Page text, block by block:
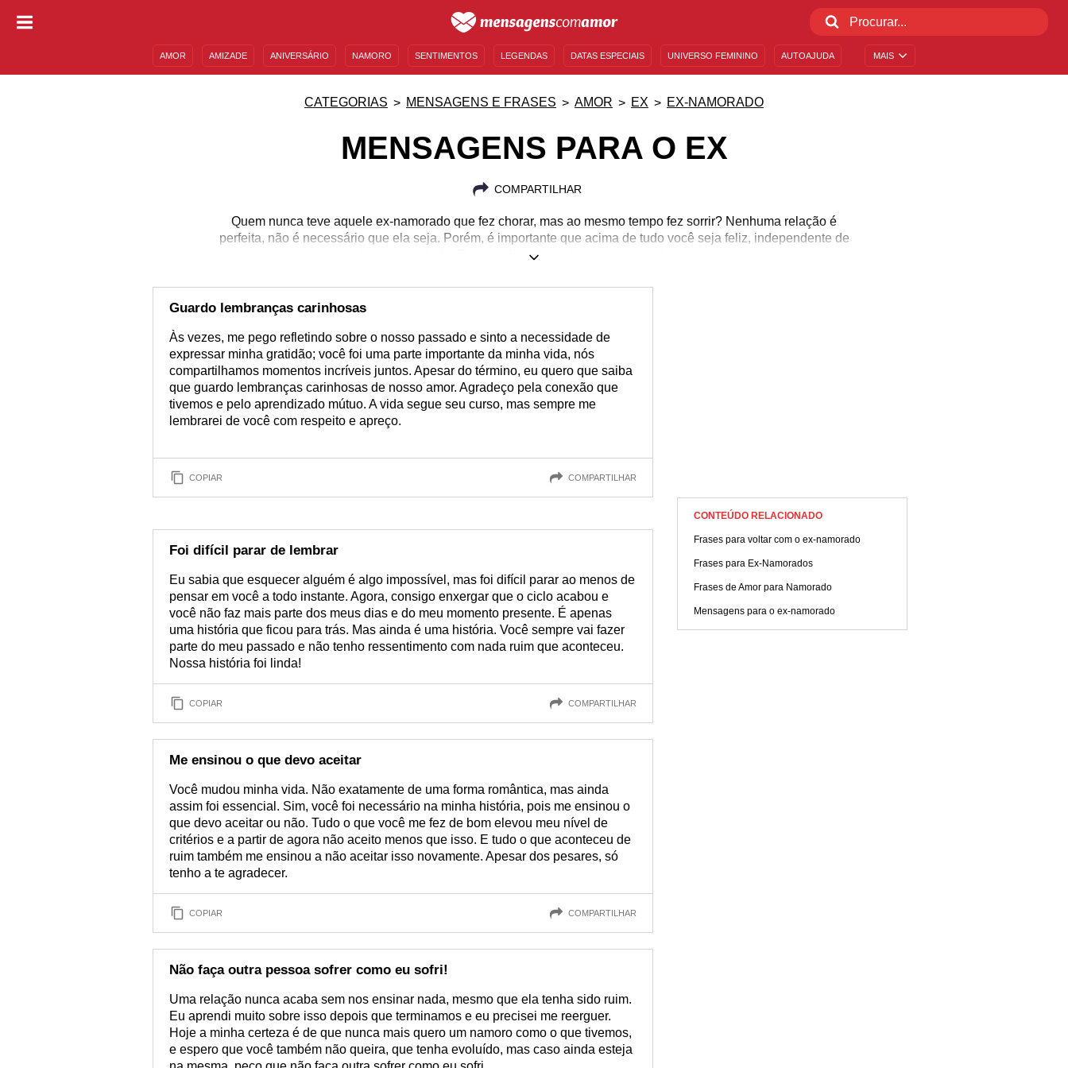
MAIS
AMOR AMIZADE ANIVERSÁRIO NAMORO SENTIMENTOS LEGENDAS DATAS ESPECIAIS UNIVERSO FEMININO AUTOAJUDA
CATEGORIAS MENSAGENS E FRASES AMOR EX EX-NAMORADO
MENSAGENS PARA O EX
COMPARTILHAR
Quem nunca teve aquele ex-namorado que fez chorar, mas ao mesmo tempo fez sorrir? Nenhuma relação é
perfeita, não é necessário que ela seja. Porém, é importante que acima de tudo você seja feliz, independente de
quem estiver ao seu lado. Tire o melhor de cada troca da sua vida e amadureça.
Guardo lembranças carinhosas
Às vezes, me pego refletindo sobre o nosso passado e sinto a necessidade de
expressar minha gratidão; você foi uma parte importante da minha vida, nós
compartilhamos momentos incríveis juntos. Apesar do término, eu quero que saiba
que guardo lembranças carinhosas de nosso amor. Agradeço pela conexão que
tivemos e pelo aprendizado mútuo. A vida segue seu curso, mas sempre me
lembrarei de você com respeito e apreço.
COPIAR COMPARTILHAR
Foi difícil parar de lembrar
Eu sabia que esquecer alguém é algo impossível, mas foi difícil parar ao menos de
pensar em você a todo instante. Agora, consigo enxergar que o ciclo acabou e
você não faz mais parte dos meus dias e do meu momento presente. É apenas
uma história que ficou para trás. Mas ainda é uma história. Você sempre vai fazer
parte do meu passado e não tenho ressentimento com nada ruim que aconteceu.
Nossa história foi linda!
COPIAR COMPARTILHAR
Me ensinou o que devo aceitar
Você mudou minha vida. Não exatamente de uma forma romântica, mas ainda
assim foi essencial. Sim, você foi necessário na minha história, pois me ensinou o
que devo aceitar ou não. Tudo o que você me fez de bom elevou meu nível de
critérios e a partir de agora não aceito menos que isso. E tudo o que aconteceu de
ruim também me ensinou a não aceitar isso novamente. Apesar dos pesares, só
tenho a te agradecer.
COPIAR COMPARTILHAR
Não faça outra pessoa sofrer como eu sofri!
Uma relação nunca acaba sem nos ensinar nada, mesmo que ela tenha sido ruim.
Eu aprendi muito sobre isso depois que terminamos e eu precisei me reerguer.
Hoje a minha certeza é de que nunca mais quero um namoro como o que tivemos,
e espero que você também não queira, que tenha evoluído, mas caso ainda esteja
CONTEÚDO RELACIONADO
Frases para voltar com o ex-namorado
Frases para Ex-Namorados
Frases de Amor para Namorado
Mensagens para o ex-namorado